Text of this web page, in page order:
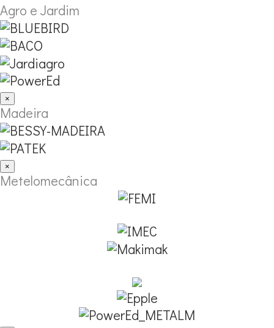
Agro e Jardim
×
Madeira
×
Metelomecânica